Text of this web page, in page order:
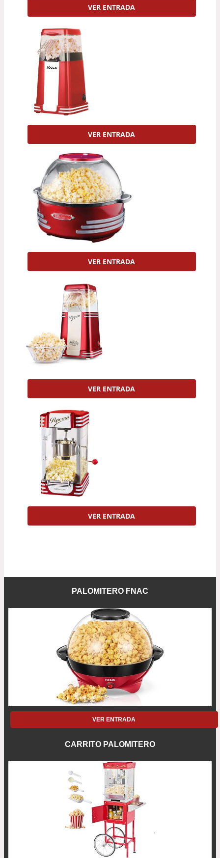
VER ENTRADA
VER ENTRADA
VER ENTRADA
VER ENTRADA
VER ENTRADA
PALOMITERO FNAC
VER ENTRADA
CARRITO PALOMITERO